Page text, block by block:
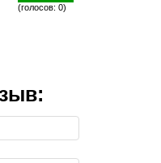
(голосов: 0)